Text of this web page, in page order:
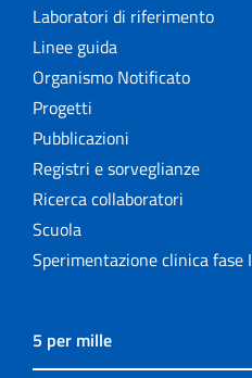
Laboratori di riferimento
Linee guida
Organismo Notificato
Progetti
Pubblicazioni
Registri e sorveglianze
Ricerca collaboratori
Scuola
Sperimentazione clinica fase I
5 per mille